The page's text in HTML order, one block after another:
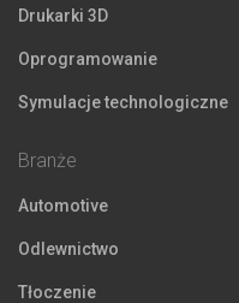
Drukarki 3D
Oprogramowanie
Symulacje technologiczne
Branże
Automotive
Odlewnictwo
Tłoczenie